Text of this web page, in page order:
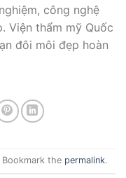
công nghệ
Viện thẩm mỹ Quốc
đôi môi đẹp hoàn
Bookmark the permalink.